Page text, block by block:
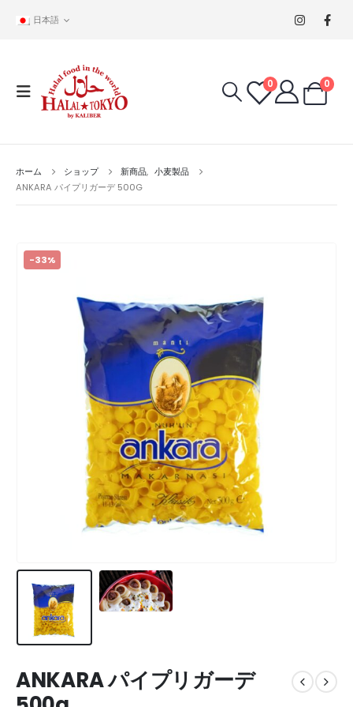
日本語
0 0
ホーム ショップ 新商品, 小麦製品
ANKARA パイプリガーデ 500G
-33%
ANKARA パイプリガーデ